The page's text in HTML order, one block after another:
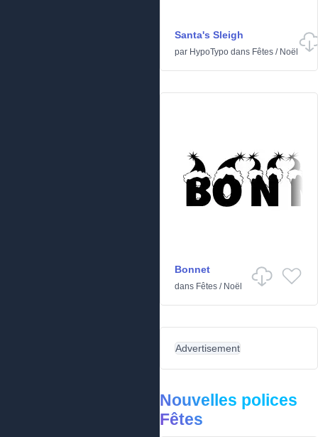
Santa's Sleigh
par HypoTypo dans Fêtes / Noël
Bonnet
dans Fêtes / Noël
Advertisement
Nouvelles polices
Fêtes